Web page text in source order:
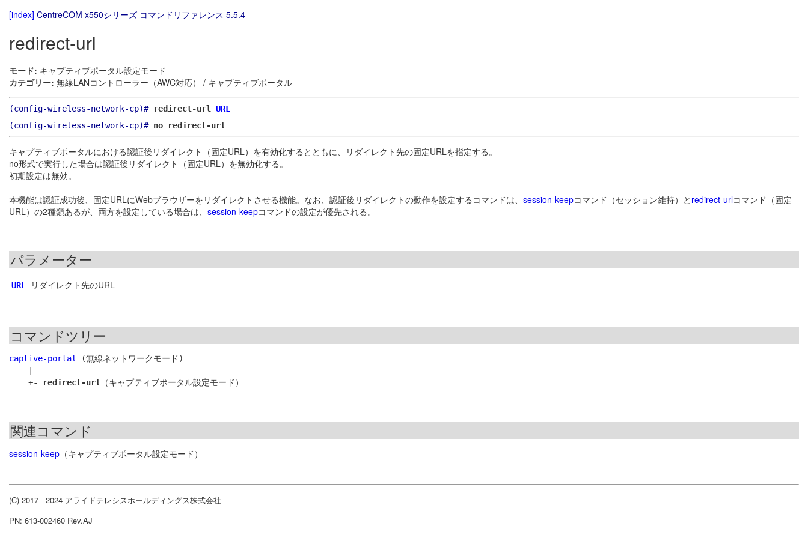
[index] CentreCOM x550シリーズ コマンドリファレンス 5.5.4
redirect-url
モード: キャプティブポータル設定モード
カテゴリー: 無線LANコントローラー（AWC対応） / キャプティブポータル
(config-wireless-network-cp)# redirect-url URL
(config-wireless-network-cp)# no redirect-url
キャプティブポータルにおける認証後リダイレクト（固定URL）を有効化するとともに、リダイレクト先の固定URLを指定する。
no形式で実行した場合は認証後リダイレクト（固定URL）を無効化する。
初期設定は無効。
本機能は認証成功後、固定URLにWebブラウザーをリダイレクトさせる機能。なお、認証後リダイレクトの動作を設定するコマンドは、 session-keepコマンド（セッション維持）と redirect-urlコマンド（固定
URL）の2種類あるが、両方を設定している場合は、 session-keepコマンドの設定が優先される。
パラメーター
URL リダイレクト先のURL
コマンドツリー
captive-portal
(無線ネットワークモード)
    +-
redirect-url
関連コマンド
session-keep （キャプティブポータル設定モード）
(C) 2017 - 2024 アライドテレシスホールディングス株式会社
PN: 613-002460 Rev.AJ